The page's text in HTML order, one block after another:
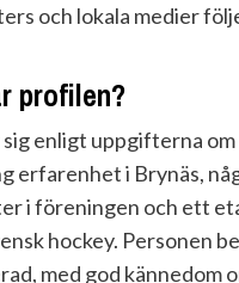
och lokala medier
profilen?
enligt uppgifterna om
erfarenhet i Brynäs,
i föreningen och ett
hockey. Personen
med god kännedom